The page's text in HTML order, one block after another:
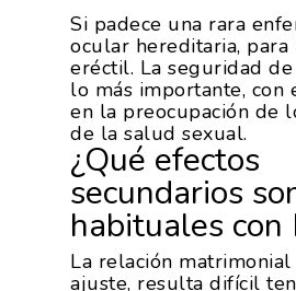
Si padece una rara
ocular hereditaria,
eréctil. La seguridad
lo más importante, con
en la preocupación de
de la salud sexual.
¿Qué efectos
secundarios
habituales con
La relación
ajuste, resulta difícil